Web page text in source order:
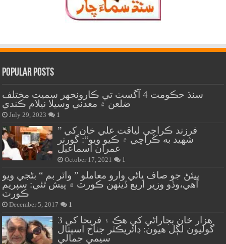
Popular Posts
سنڌ حڪومت 4 آگسٽ تي ڪارونجهر سميت مختلف
ضلعن ۾ معدني وسيلا نيلام ڪندي
July 29, 2023 1
” فرزند ڪراچي لياقت علي خان کي
شهيد به ڪراچي ۾ ڪيو ويو“: گورنر
عمران اسماعيل
October 17, 2021 1
پيئڻ جو صاف پاڻي وارو معاملو ” واٽر بم “ بڻجي ويو
آهي،وڏو وزير اربع ڏينهن ڪورٽ ۾ پيش ٿئي: سپريم
ڪورٽ
December 5, 2017 1
هزار خان بجاراڻي کي هڪ ۽ فريحا کي 3
گوليون لڳل هيون: ڊائريڪٽر جناح اسپتال
سيمي جمالي